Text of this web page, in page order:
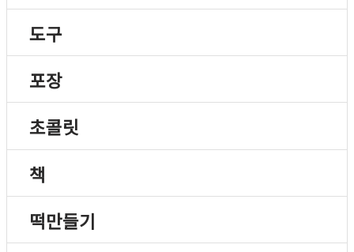
도구
포장
초콜릿
책
떡만들기